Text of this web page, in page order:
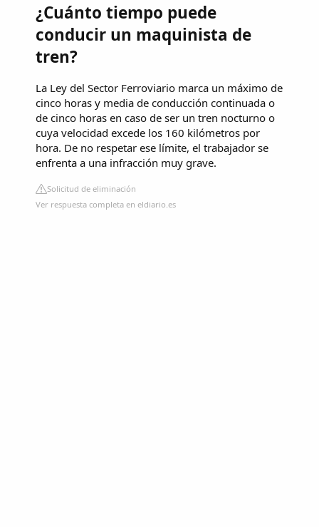
¿Cuánto tiempo puede
conducir un maquinista de
tren?
La Ley del Sector Ferroviario marca un máximo de
cinco horas y media de conducción continuada o
de cinco horas en caso de ser un tren nocturno o
cuya velocidad excede los 160 kilómetros por
hora. De no respetar ese límite, el trabajador se
enfrenta a una infracción muy grave.
Solicitud de eliminación
Ver respuesta completa en eldiario.es